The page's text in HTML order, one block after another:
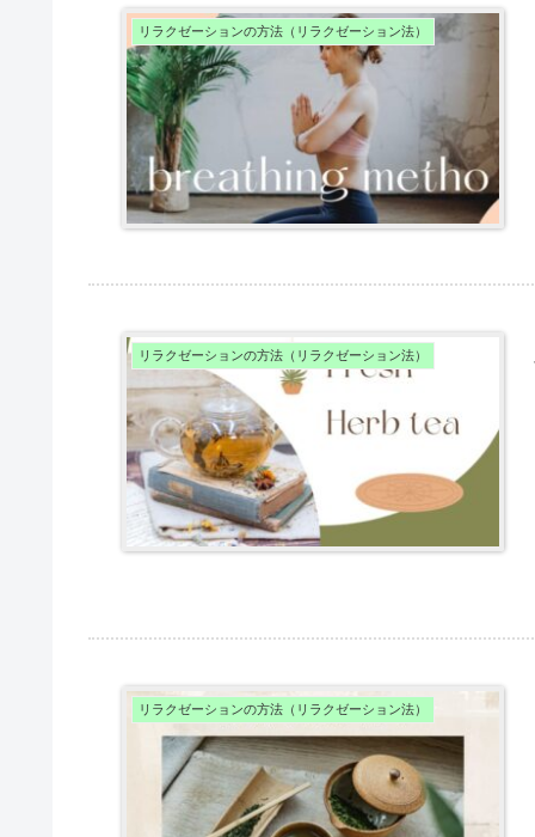
リラクゼーションの方法（リラクゼーション法）
リラクゼーションの方法（リラクゼーション法）
リラクゼーションの方法（リラクゼーション法）